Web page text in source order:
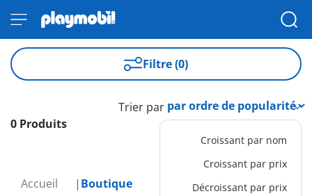
Accueil Boutique
Filtre (0)
0 Produits
Trier par
Croissant par nom
Croissant par prix
Décroissant par prix